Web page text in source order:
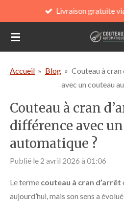
au
contenu
principal
Livraison gratuite
Accueil » Blog » Couteau à
avec un couteau
Couteau à cran
différence avec
automatique ?
Publié le 2 avril 2026 à 01:06
Le terme couteau à cran d’arrêt
aujourd’hui, mais son sens a